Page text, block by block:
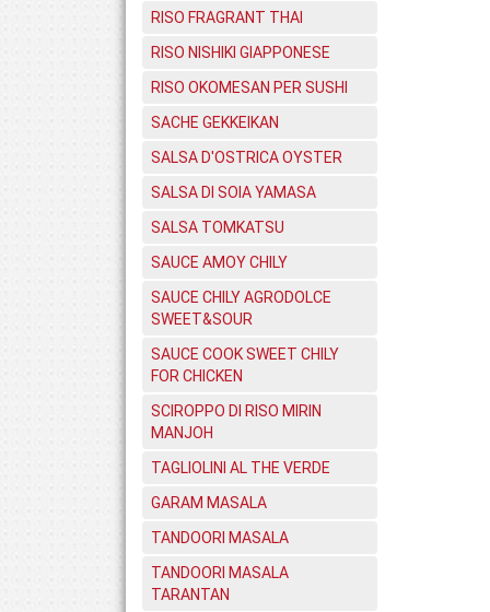
RISO FRAGRANT THAI
RISO NISHIKI GIAPPONESE
RISO OKOMESAN PER SUSHI
SACHE GEKKEIKAN
SALSA D'OSTRICA OYSTER
SALSA DI SOIA YAMASA
SALSA TOMKATSU
SAUCE AMOY CHILY
SAUCE CHILY AGRODOLCE
SWEET&SOUR
SAUCE COOK SWEET CHILY
FOR CHICKEN
SCIROPPO DI RISO MIRIN
MANJOH
TAGLIOLINI AL THE VERDE
GARAM MASALA
TANDOORI MASALA
TANDOORI MASALA
TARANTAN